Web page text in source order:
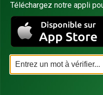
Téléchargez notre appli